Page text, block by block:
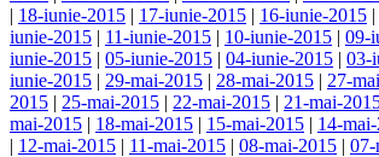
| 18-iunie-2015 | 17-iunie-2015 | 16-iunie-2015 |
iunie-2015 | 11-iunie-2015 | 10-iunie-2015 | 09-
iunie-2015 | 05-iunie-2015 | 04-iunie-2015 | 03-
iunie-2015 | 29-mai-2015 | 28-mai-2015 | 27-
2015 | 25-mai-2015 | 22-mai-2015 | 21-mai-
mai-2015 | 18-mai-2015 | 15-mai-2015 | 14-
| 12-mai-2015 | 11-mai-2015 | 08-mai-2015 | 07-